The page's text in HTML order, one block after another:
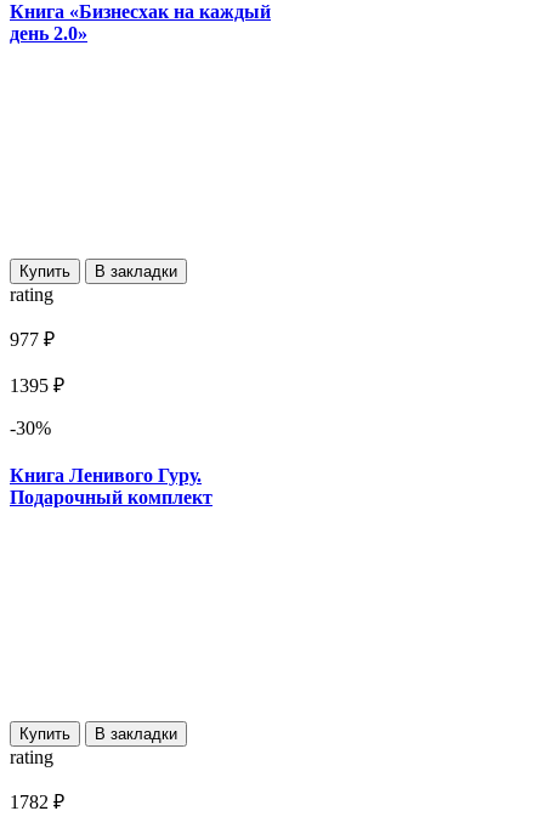
Книга «Бизнесхак на каждый
день 2.0»
Купить В закладки
rating
977 ₽
1395 ₽
-30%
Книга Ленивого Гуру.
Подарочный комплект
Купить В закладки
rating
1782 ₽